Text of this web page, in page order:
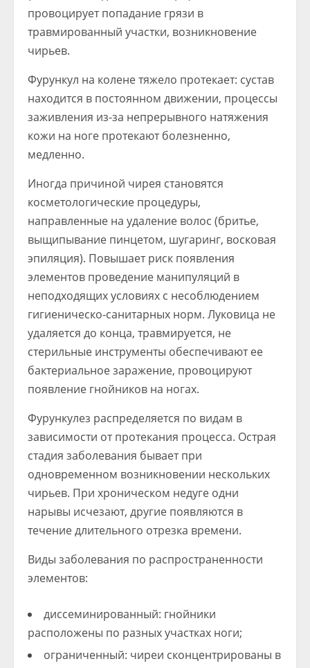
провоцирует попадание грязи в
травмированный участки, возникновение
чирьев.
Фурункул на колене тяжело протекает: сустав
находится в постоянном движении, процессы
заживления из-за непрерывного натяжения
кожи на ноге протекают болезненно,
медленно.
Иногда причиной чирея становятся
косметологические процедуры,
направленные на удаление волос (бритье,
выщипывание пинцетом, шугаринг, восковая
эпиляция). Повышает риск появления
элементов проведение манипуляций в
неподходящих условиях с несоблюдением
гигиеническо-санитарных норм. Луковица не
удаляется до конца, травмируется, не
стерильные инструменты обеспечивают ее
бактериальное заражение, провоцируют
появление гнойников на ногах.
Фурункулез распределяется по видам в
зависимости от протекания процесса. Острая
стадия заболевания бывает при
одновременном возникновении нескольких
чирьев. При хроническом недуге одни
нарывы исчезают, другие появляются в
течение длительного отрезка времени.
Виды заболевания по распространенности
элементов:
диссеминированный: гнойники
расположены по разных участках ноги;
ограниченный: чиреи сконцентрированы в